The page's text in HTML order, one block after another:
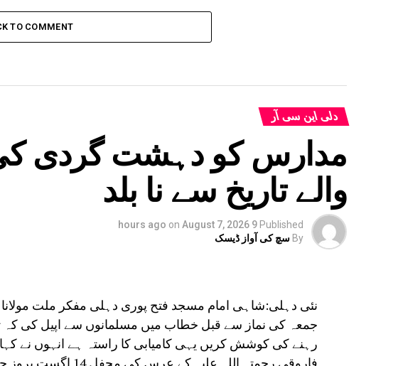
TO COMMENT
دلی این سی آر
مدارس کو دہشت گردی
والے تاریخ سے نا بلد
Published
9 hours ago
on August 7, 2026
By سچ کی آواز ڈیسک
نئی دہلی:شاہی امام مسجد فتح پوری دہلی مفکر ملت
جمعہ کی نماز سے قبل خطاب میں مسلمانوں سے اپیل کی کہ
رہنے کی کوشش کریں یہی کامیابی کا راستہ ہے انہوں نے